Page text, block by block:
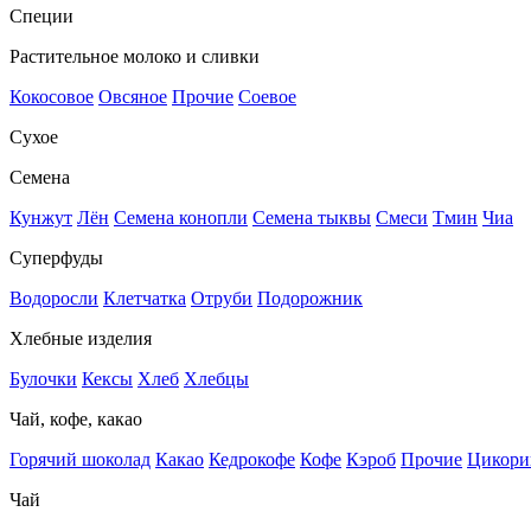
Специи
Растительное молоко и сливки
Кокосовое Овсяное Прочие Соевое
Сухое
Семена
Кунжут Лён Семена конопли Семена тыквы Смеси Тмин Чиа
Суперфуды
Водоросли Клетчатка Отруби Подорожник
Хлебные изделия
Булочки Кексы Хлеб Хлебцы
Чай, кофе, какао
Горячий шоколад Какао Кедрокофе Кофе Кэроб Прочие
Чай